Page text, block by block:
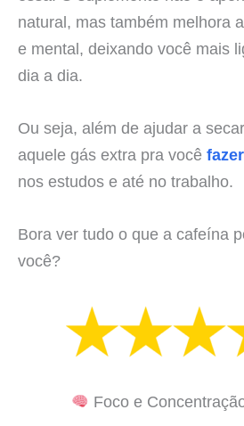
natural, mas também melhora
e mental, deixando você mais
dia a dia.
Ou seja, além de ajudar a
aquele gás extra pra você
nos estudos e até no trabalho.
Bora ver tudo o que a cafeína
você?
Foco e